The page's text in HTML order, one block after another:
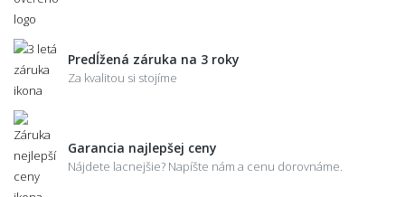
Predĺžená záruka na 3 roky
Za kvalitou si stojíme
Garancia najlepšej ceny
Nájdete lacnejšie? Napíšte nám a cenu dorovnáme.